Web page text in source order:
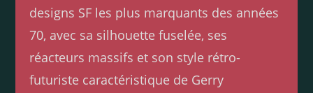
designs SF les plus marquants des années
70, avec sa silhouette fuselée, ses
réacteurs massifs et son style rétro-
futuriste caractéristique de Gerry